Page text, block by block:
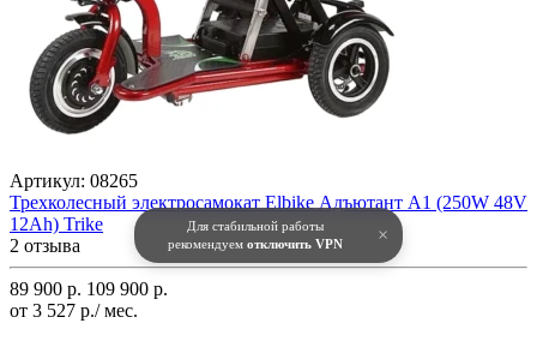
Для стабильной работы
рекомендуем отключить VPN ×
Артикул: 08265
Трехколесный электросамокат Elbike Адъютант A1 (250W 48V
12Ah) Trike
2 отзыва
89 900 р. 109 900 р.
от 3 527 р./ мес.